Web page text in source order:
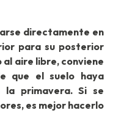
directamente en
para su posterior
aire libre, conviene
que el suelo haya
primavera. Si se
es mejor hacerlo